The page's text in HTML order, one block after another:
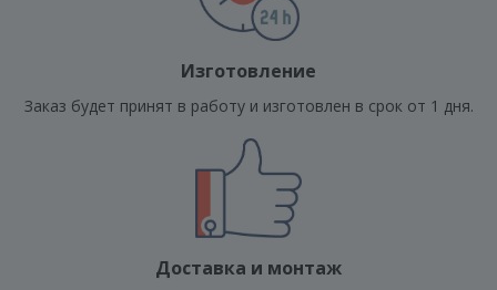
Изготовление
Заказ будет принят в работу и изготовлен в срок от 1 дня.
Доставка и монтаж